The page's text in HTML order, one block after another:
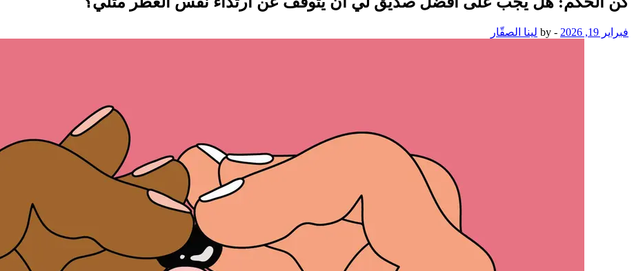
فبراير 19, 2026 -
by لينا الصقّار